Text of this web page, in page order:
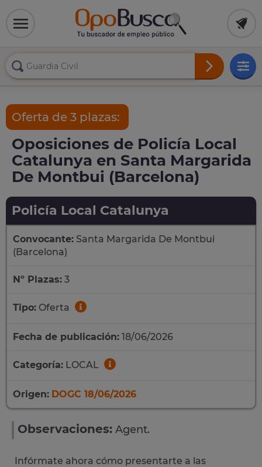
Oferta de 3 plazas:
Oposiciones de Policía Local
Catalunya en Santa Margarida
De Montbui (Barcelona)
Policía Local Catalunya
Convocante: Santa Margarida De Montbui
(Barcelona)
Nº Plazas: 3
Tipo: Oferta
Fecha de publicación: 18/06/2026
Categoría: LOCAL
Origen: DOGC 18/06/2026
Observaciones: Agent.
Infórmate ahora cómo presentarte a las